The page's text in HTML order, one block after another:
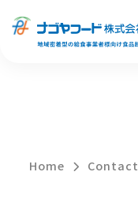
Home Contact